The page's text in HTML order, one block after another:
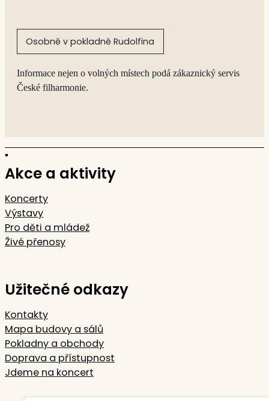
Osobně v pokladně Rudolfina
Informace nejen o volných místech podá zákaznický servis
České filharmonie.
Akce a aktivity
Koncerty
Výstavy
Pro děti a mládež
Živé přenosy
Užitečné odkazy
Kontakty
Mapa budovy a sálů
Pokladny a obchody
Doprava a přístupnost
Jdeme na koncert